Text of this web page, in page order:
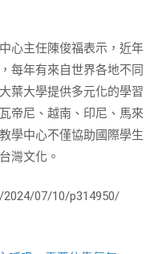
心主任陳俊福表示，近年
每年有來自世界各地不同
葉大學提供多元化的學習
帝尼、越南、印尼、馬來
學中心不僅協助國際學生
灣文化。
07/10/p314950/